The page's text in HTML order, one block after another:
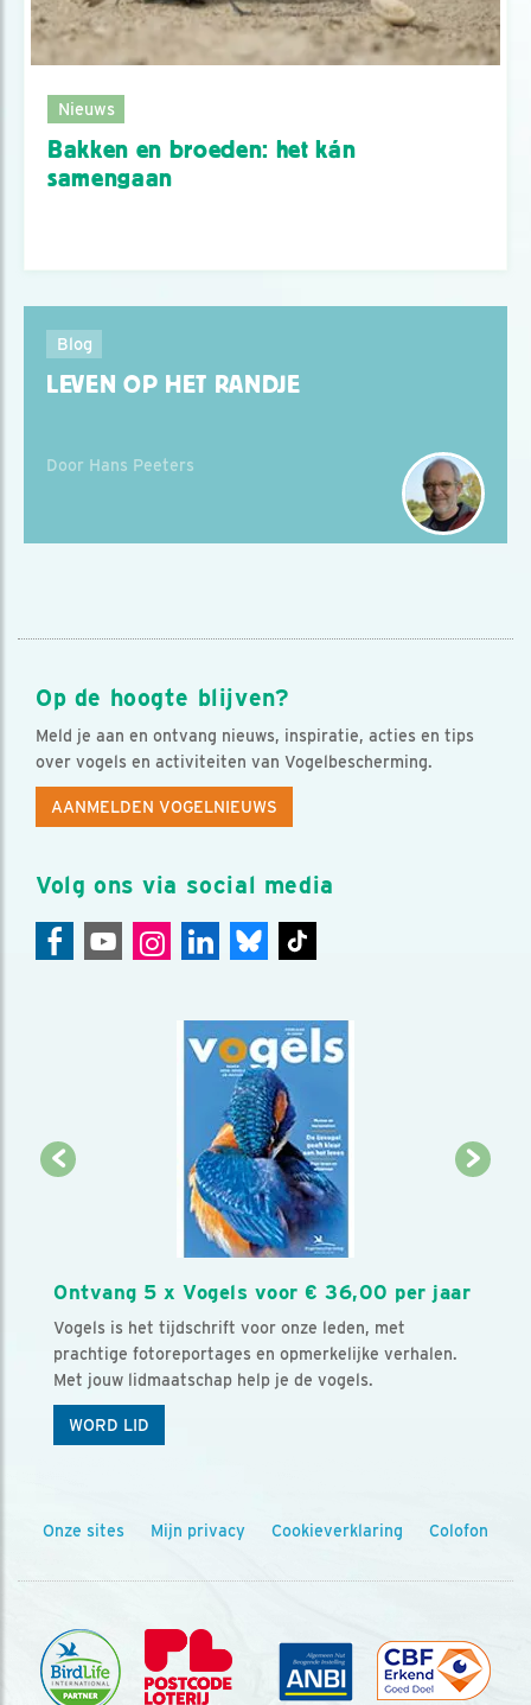
Nieuws
Bakken en broeden: het kán
samengaan
Blog
LEVEN OP HET RANDJE
Door Hans Peeters
Op de hoogte blijven?
Meld je aan en ontvang nieuws, inspiratie, acties en tips
over vogels en activiteiten van Vogelbescherming.
AANMELDEN VOGELNIEUWS
Volg ons via social media
Ontvang 5 x Vogels voor € 36,00 per jaar
Vogels is het tijdschrift voor onze leden, met
prachtige fotoreportages en opmerkelijke verhalen.
Met jouw lidmaatschap help je de vogels.
WORD LID
Onze sites Mijn privacy Cookieverklaring Colofon